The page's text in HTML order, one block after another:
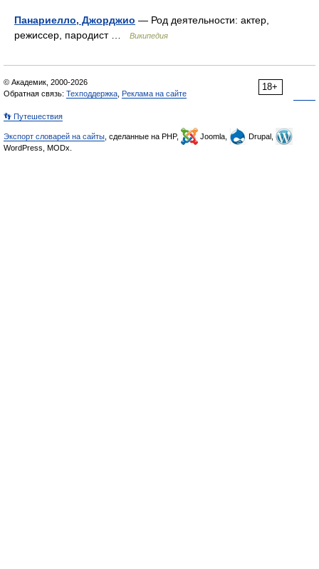
Панариелло, Джорджио — Род деятельности: актер,
режиссер, пародист …
Википедия
18+
© Академик, 2000-2026
Обратная связь: Техподдержка Реклама на сайте
👣 Путешествия
Экспорт словарей на сайты , сделанные на PHP, Joomla,
Drupal,
WordPress, MODx.